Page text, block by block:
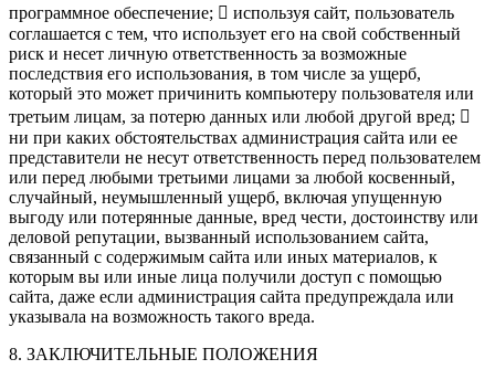
программное обеспечение;  используя сайт, пользователь
соглашается с тем, что использует его на свой собственный
риск и несет личную ответственность за возможные
последствия его использования, в том числе за ущерб,
который это может причинить компьютеру пользователя или
третьим лицам, за потерю данных или любой другой вред; 
ни при каких обстоятельствах администрация сайта или ее
представители не несут ответственность перед пользователем
или перед любыми третьими лицами за любой косвенный,
случайный, неумышленный ущерб, включая упущенную
выгоду или потерянные данные, вред чести, достоинству или
деловой репутации, вызванный использованием сайта,
связанный с содержимым сайта или иных материалов, к
которым вы или иные лица получили доступ с помощью
сайта, даже если администрация сайта предупреждала или
указывала на возможность такого вреда.
8. ЗАКЛЮЧИТЕЛЬНЫЕ ПОЛОЖЕНИЯ